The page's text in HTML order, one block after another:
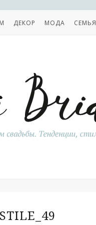
ДЕКОР МОДА СЕМЬЯ